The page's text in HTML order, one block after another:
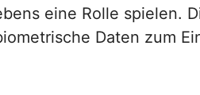
eine Rolle spielen.
Daten zum